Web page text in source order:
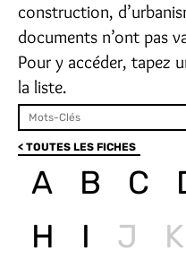
construction,
documents n’ont pas
Pour y accéder, tapez
la liste.
< TOUTES LES FICHES
A B C
H
I J K